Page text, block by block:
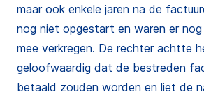
maar ook enkele jaren na de
nog niet opgestart en waren er
mee verkregen. De rechter achtte
geloofwaardig dat de bestreden
betaald zouden worden en liet de